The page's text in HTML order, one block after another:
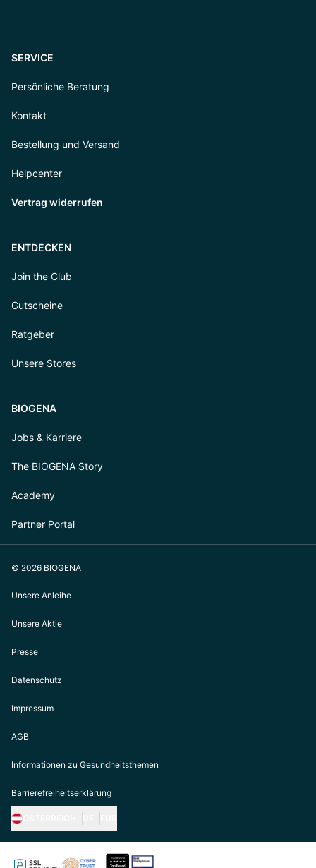
SERVICE
Persönliche Beratung
Kontakt
Bestellung und Versand
Helpcenter
Vertrag widerrufen
ENTDECKEN
Join the Club
Gutscheine
Ratgeber
Unsere Stores
BIOGENA
Jobs & Karriere
The BIOGENA Story
Academy
Partner Portal
© 2026 BIOGENA
Unsere Anleihe
Unsere Aktie
Presse
Datenschutz
Impressum
AGB
Informationen zu Gesundheitsthemen
Barrierefreiheitserklärung
https://biogena.com/de-at
https://biogena.com/de-de